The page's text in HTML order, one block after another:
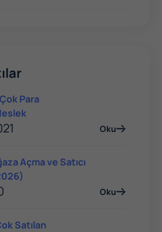
Para
Oku
Açma ve Satıcı
Oku
Satılan